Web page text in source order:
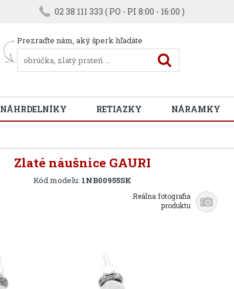
02 38 111 333 ( PO - PI 8:00 - 16:00 )
Prezraďte nám, aký šperk hľadáte
NÁHRDELNÍKY RETIAZKY NÁRAMKY
Zlaté náušnice GAURI
Kód modelu: 1NB00955SK
Reálna fotografia
produktu